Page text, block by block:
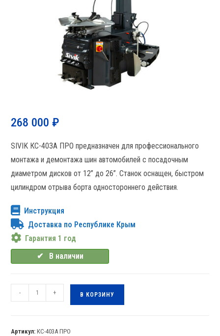
268 000₽
SIVIK КС-403А ПРО предназначен для профессионального
монтажа и демонтажа шин автомобилей с посадочным
диаметром дисков от 12” до 26”. Станок оснащен, быстром
цилиндром отрыва борта одностороннего действия.
Инструкция
Доставка по Республике Крым
Гарантия 1 год
✔⠀В наличии
- + В КОРЗИНУ
Артикул:КС-403А ПРО